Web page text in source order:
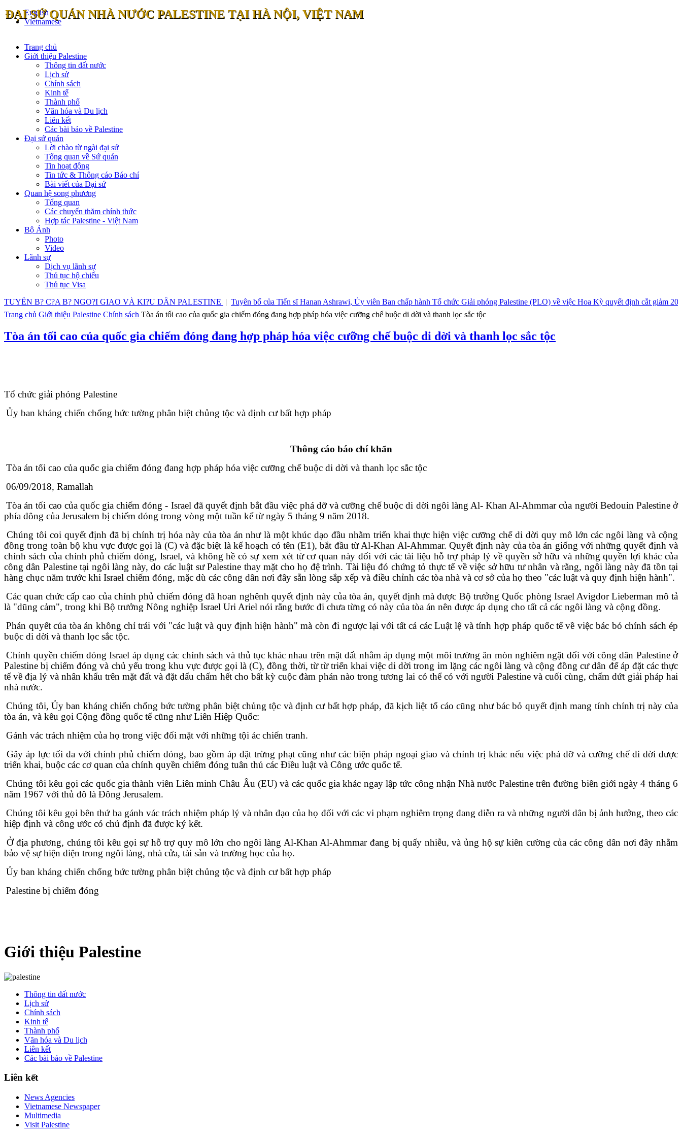
ĐẠI SỨ QUÁN NHÀ NƯỚC PALESTINE TẠI HÀ NỘI, VIỆT NAM
English
Vietnamese
Trang chủ
Giới thiệu Palestine
Thông tin đất nước
Lịch sử
Chính sách
Kinh tế
Thành phố
Văn hóa và Du lịch
Liên kết
Các bài báo về Palestine
Đại sứ quán
Lời chào từ ngài đại sứ
Tổng quan về Sứ quán
Tin hoạt động
Tin tức & Thông cáo Báo chí
Bài viết của Đại sứ
Quan hệ song phương
Tổng quan
Các chuyến thăm chính thức
Hợp tác Palestine - Việt Nam
Bộ Ảnh
Photo
Video
Lãnh sự
Dịch vụ lãnh sự
Thủ tục hộ chiếu
Thủ tục Visa
TUYÊN B? C?A B? NGO?I GIAO VÀ KI?U DÂN PALESTINE | Tuyên bố của Tiến sĩ Hanan Ashrawi, Ủy viên Ban chấp hành Tổ chức Giải phóng Palestine (PLO) về việc Hoa Kỳ quyết định cắt giảm
Trang chủ Giới thiệu Palestine Chính sách Tòa án tối cao của quốc gia chiếm đóng đang hợp pháp hóa việc cưỡng chế buộc di dời và thanh lọc sắc tộc
Tòa án tối cao của quốc gia chiếm đóng đang hợp pháp hóa việc cưỡng chế buộc di dời và thanh lọc sắc tộc
Tổ chức giải phóng Palestine
Ủy ban kháng chiến chống bức tường phân biệt chủng tộc và định cư bất hợp pháp
Thông cáo báo chí khẩn
Tòa án tối cao của quốc gia chiếm đóng đang hợp pháp hóa việc cưỡng chế buộc di dời và thanh lọc sắc tộc
06/09/2018, Ramallah
Tòa án tối cao của quốc gia chiếm đóng - Israel đã quyết định bắt đầu việc phá dỡ và cưỡng chế buộc di dời ngôi làng Al- Khan Al-Ahmmar của người Bedouin Palestine ở
phía đông của Jerusalem bị chiếm đóng trong vòng một tuần kể từ ngày 5 tháng 9 năm 2018.
Chúng tôi coi quyết định đã bị chính trị hóa này của tòa án như là một khúc dạo đầu nhằm triển khai thực hiện việc cưỡng chế di dời quy mô lớn các ngôi làng và cộng
đồng trong toàn bộ khu vực được gọi là (C) và đặc biệt là kế hoạch có tên (E1), bắt đầu từ Al-Khan Al-Ahmmar. Quyết định này của tòa án giống với những quyết định và
chính sách của chính phủ chiếm đóng, Israel, và không hề có sự xem xét từ cơ quan này đối với các tài liệu hỗ trợ pháp lý về quyền sở hữu và những quyền lợi khác của
công dân Palestine tại ngôi làng này, do các luật sư Palestine thay mặt cho họ đệ trình. Tài liệu đó chứng tỏ thực tế về việc sở hữu tư nhân và rằng, ngôi làng này đã tồn tại
hàng chục năm trước khi Israel chiếm đóng, mặc dù các công dân nơi đây sẵn lòng sắp xếp và điều chỉnh các tòa nhà và cơ sở của họ theo "các luật và quy định hiện hành".
Các quan chức cấp cao của chính phủ chiếm đóng đã hoan nghênh quyết định này của tòa án, quyết định mà được Bộ trưởng Quốc phòng Israel Avigdor Lieberman mô tả
là "dũng cảm", trong khi Bộ trưởng Nông nghiệp Israel Uri Ariel nói rằng bước đi chưa từng có này của tòa án nên được áp dụng cho tất cả các ngôi làng và cộng đồng.
Phán quyết của tòa án không chỉ trái với "các luật và quy định hiện hành" mà còn đi ngược lại với tất cả các Luật lệ và tính hợp pháp quốc tế về việc bác bỏ chính sách ép
buộc di dời và thanh lọc sắc tộc.
Chính quyền chiếm đóng Israel áp dụng các chính sách và thủ tục khác nhau trên mặt đất nhằm áp dụng một môi trường ăn mòn nghiêm ngặt đối với công dân Palestine ở
Palestine bị chiếm đóng và chủ yếu trong khu vực được gọi là (C), đồng thời, từ từ triển khai việc di dời trong im lặng các ngôi làng và cộng đồng cư dân để áp đặt các thực
tế về địa lý và nhân khẩu trên mặt đất và đặt dấu chấm hết cho bất kỳ cuộc đàm phán nào trong tương lai có thể có với người Palestine và cuối cùng, chấm dứt giải pháp hai
nhà nước.
Chúng tôi, Ủy ban kháng chiến chống bức tường phân biệt chủng tộc và định cư bất hợp pháp, đã kịch liệt tố cáo cũng như bác bỏ quyết định mang tính chính trị này của
tòa án, và kêu gọi Cộng đồng quốc tế cũng như Liên Hiệp Quốc:
Gánh vác trách nhiệm của họ trong việc đối mặt với những tội ác chiến tranh.
Gây áp lực tối đa với chính phủ chiếm đóng, bao gồm áp đặt trừng phạt cũng như các biện pháp ngoại giao và chính trị khác nếu việc phá dỡ và cưỡng chế di dời được
triển khai, buộc các cơ quan của chính quyền chiếm đóng tuân thủ các Điều luật và Công ước quốc tế.
Chúng tôi kêu gọi các quốc gia thành viên Liên minh Châu Âu (EU) và các quốc gia khác ngay lập tức công nhận Nhà nước Palestine trên đường biên giới ngày 4 tháng 6
năm 1967 với thủ đô là Đông Jerusalem.
Chúng tôi kêu gọi bên thứ ba gánh vác trách nhiệm pháp lý và nhân đạo của họ đối với các vi phạm nghiêm trọng đang diễn ra và những người dân bị ảnh hưởng, theo các
hiệp định và công ước có chủ định đã được ký kết.
Ở địa phương, chúng tôi kêu gọi sự hỗ trợ quy mô lớn cho ngôi làng Al-Khan Al-Ahmmar đang bị quấy nhiễu, và ủng hộ sự kiên cường của các công dân nơi đây nhằm
bảo vệ sự hiện diện trong ngôi làng, nhà cửa, tài sản và trường học của họ.
Ủy ban kháng chiến chống bức tường phân biệt chủng tộc và định cư bất hợp pháp
Palestine bị chiếm đóng
Giới thiệu Palestine
Thông tin đất nước
Lịch sử
Chính sách
Kinh tế
Thành phố
Văn hóa và Du lịch
Liên kết
Các bài báo về Palestine
Liên kết
News Agencies
Vietnamese Newspaper
Multimedia
Visit Palestine